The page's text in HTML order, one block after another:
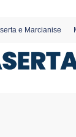
e Marcianise